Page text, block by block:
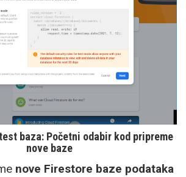
baza: Početni odabir kod pripreme
nove baze
nove Firestore baze podataka